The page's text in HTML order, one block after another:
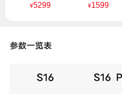
¥5299
¥1599